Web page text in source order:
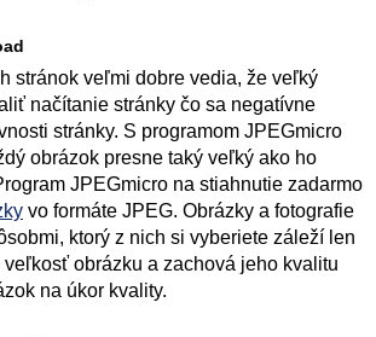
stránok veľmi dobre vedia, že veľký
načítanie stránky čo sa negatívne
stránky. S programom JPEGmicro
obrázok presne taký veľký ako ho
JPEGmicro na stiahnutie zadarmo
vo formáte JPEG. Obrázky a fotografie
ktorý z nich si vyberiete záleží len
veľkosť obrázku a zachová jeho kvalitu
na úkor kvality.